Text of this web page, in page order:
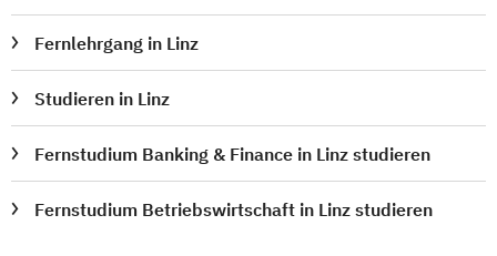
Fernlehrgang in Linz
Studieren in Linz
Fernstudium Banking & Finance in Linz studieren
Fernstudium Betriebswirtschaft in Linz studieren